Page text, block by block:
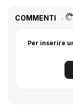
COMMENTI
Per inserire